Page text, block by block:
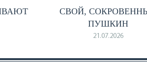
СВОЙ,
ПУШКИН
21.07.2026